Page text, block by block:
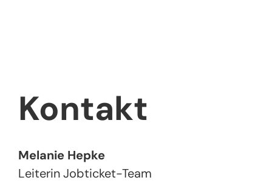
Kontakt
Melanie Hepke
Leiterin Jobticket-Team